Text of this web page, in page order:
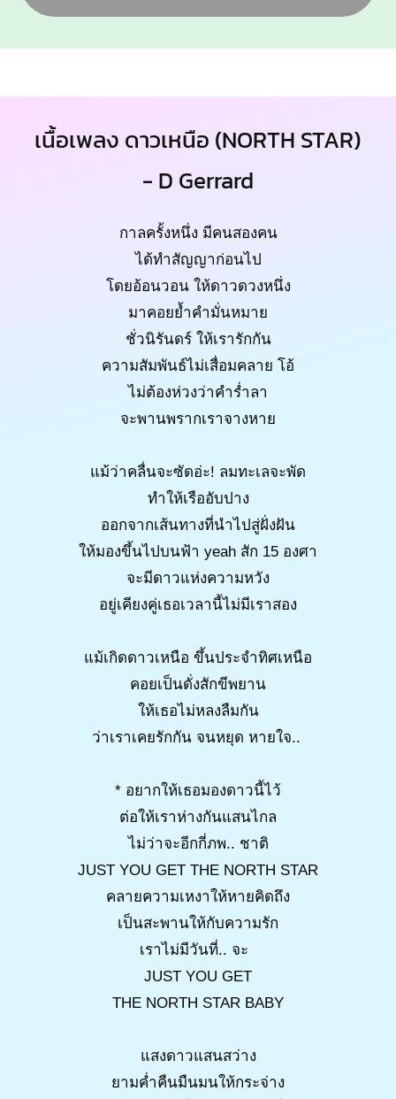
เนื้อเพลง ดาวเหนือ (NORTH STAR)
- D Gerrard
กาลครั้งหนึ่ง มีคนสองคน
ได้ทำสัญญาก่อนไป
โดยอ้อนวอน ให้ดาวดวงหนึ่ง
มาคอยย้ำคำมั่นหมาย
ชั่วนิรันดร์ ให้เรารักกัน
ความสัมพันธ์ไม่เสื่อมคลาย โอ้
ไม่ต้องห่วงว่าคำร่ำลา
จะพานพรากเราจางหาย
แม้ว่าคลื่นจะซัดอ่ะ! ลมทะเลจะพัด
ทำให้เรืออับปาง
ออกจากเส้นทางที่นำไปสู่ฝั่งฝัน
ให้มองขึ้นไปบนฟ้า yeah สัก 15 องศา
จะมีดาวแห่งความหวัง
อยู่เคียงคู่เธอเวลานี้ไม่มีเราสอง
แม้เกิดดาวเหนือ ขึ้นประจำทิศเหนือ
คอยเป็นดั่งสักขีพยาน
ให้เธอไม่หลงลืมกัน
ว่าเราเคยรักกัน จนหยุด หายใจ..
* อยากให้เธอมองดาวนี้ไว้
ต่อให้เราห่างกันแสนไกล
ไม่ว่าจะอีกกี่ภพ.. ชาติ
JUST YOU GET THE NORTH STAR
คลายความเหงาให้หายคิดถึง
เป็นสะพานให้กับความรัก
เราไม่มีวันที่.. จะ
JUST YOU GET
THE NORTH STAR BABY
แสงดาวแสนสว่าง
ยามค่ำคืนมืนมนให้กระจ่าง